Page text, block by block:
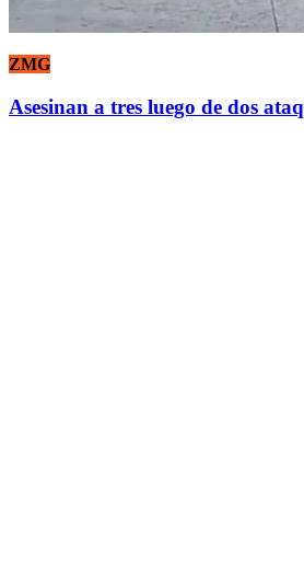
ZMG
Asesinan a tres luego de dos